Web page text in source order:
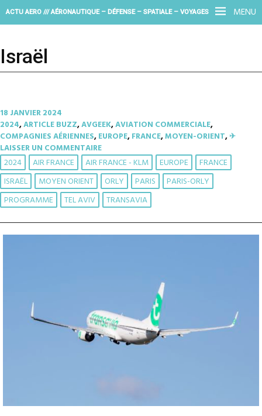
MENU
ACTU AERO /// AÉRONAUTIQUE – DÉFENSE – SPATIALE – VOYAGES
Israël
18 JANVIER 2024
2024,ARTICLE BUZZ,AVGEEK,AVIATION COMMERCIALE,
COMPAGNIES AÉRIENNES,EUROPE,FRANCE,MOYEN-ORIENT,✈︎
LAISSER UN COMMENTAIRE
2024 AIR FRANCE AIR FRANCE - KLM EUROPE
FRANCE
ISRAËL
MOYEN ORIENT ORLY PARIS
PARIS-ORLY
PROGRAMME
TEL AVIV TRANSAVIA